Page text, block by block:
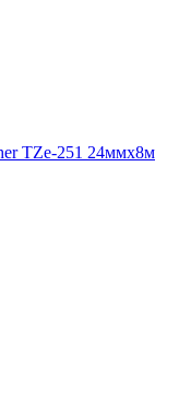
TZe-251 24ммх8м